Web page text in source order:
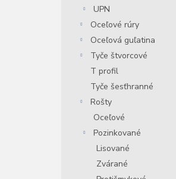
UPN
Oceľové rúry
Oceľová guľatina
Tyče štvorcové
T profil
Tyče šesťhranné
Rošty
Oceľové
Pozinkované
Lisované
Zvárané